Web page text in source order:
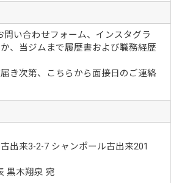
問い合わせフォーム、インスタグラ
、当ジムまで履歴書および職務経歴
き次第、こちらから面接日のご連絡
出来3-2-7 シャンポール古出来201
黒木翔泉 宛